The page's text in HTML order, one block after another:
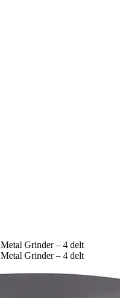
Metal Grinder – 4 delt
Metal Grinder – 4 delt